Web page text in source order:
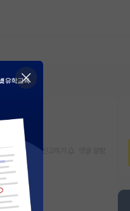
스크랩 신고하기